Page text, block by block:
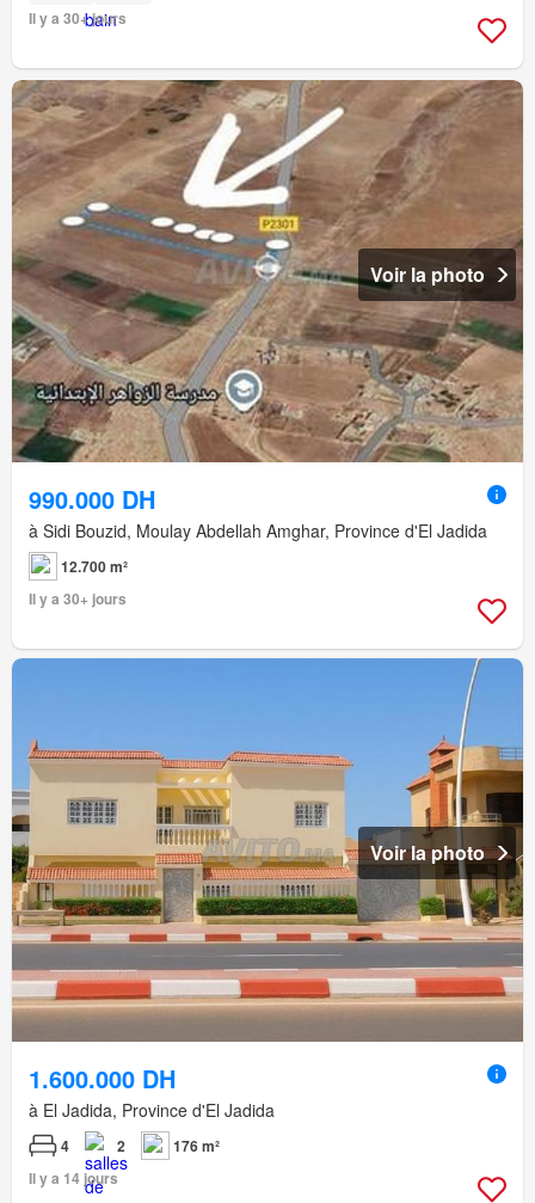
Il y a 30+ jours
Voir la photo
990.000 DH
à Sidi Bouzid, Moulay Abdellah Amghar, Province d'El Jadida
12.700 m²
Il y a 30+ jours
Voir la photo
1.600.000 DH
à El Jadida, Province d'El Jadida
4 2
176 m²
Il y a 14 jours